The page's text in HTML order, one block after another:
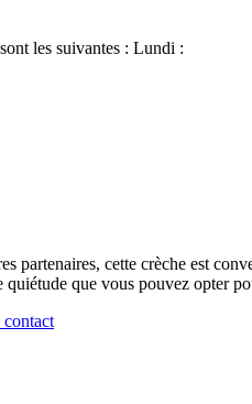
les suivantes : Lundi :
partenaires, cette crèche est
quiétude que vous pouvez opter